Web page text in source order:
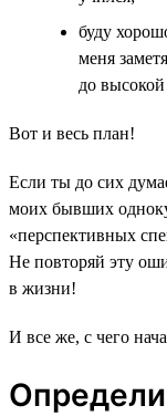
буду
меня
до
Вот и весь план!
Если ты до сих
моих бывших
«перспективных
Не повторяй эту
в жизни!
И все же, с чего